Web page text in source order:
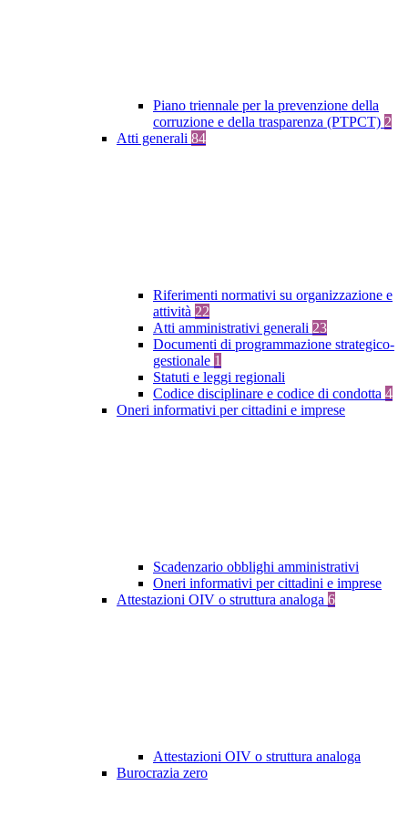
Piano triennale per la prevenzione della
corruzione e della trasparenza (PTPCT) 2
Atti generali 84
Riferimenti normativi su organizzazione e
attività 22
Atti amministrativi generali 23
Documenti di programmazione strategico-
gestionale 1
Statuti e leggi regionali
Codice disciplinare e codice di condotta 4
Oneri informativi per cittadini e imprese
Scadenzario obblighi amministrativi
Oneri informativi per cittadini e imprese
Attestazioni OIV o struttura analoga 6
Attestazioni OIV o struttura analoga
Burocrazia zero